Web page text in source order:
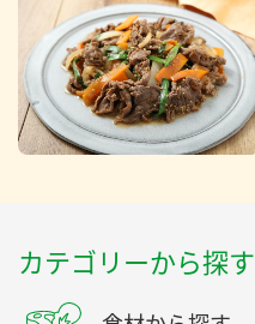
カテゴリーから探す